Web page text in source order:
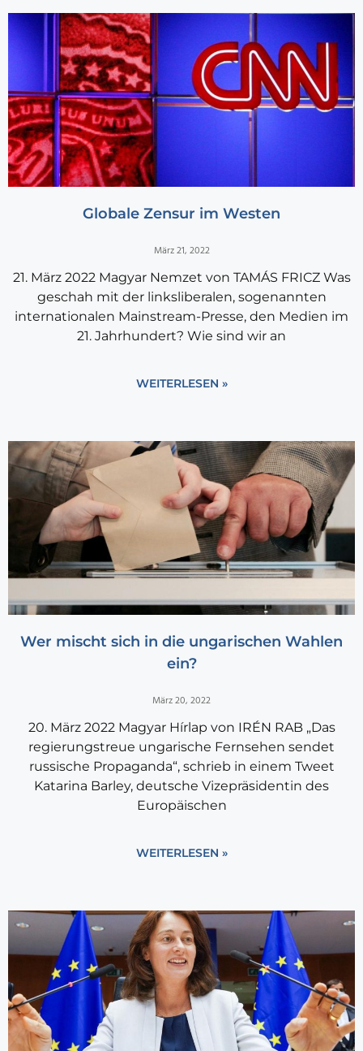
Globale Zensur im Westen
März 21, 2022
21. März 2022 Magyar Nemzet von TAMÁS FRICZ Was
geschah mit der linksliberalen, sogenannten
internationalen Mainstream-Presse, den Medien im
21. Jahrhundert? Wie sind wir an
WEITERLESEN »
Wer mischt sich in die ungarischen Wahlen
ein?
März 20, 2022
20. März 2022 Magyar Hírlap von IRÉN RAB „Das
regierungstreue ungarische Fernsehen sendet
russische Propaganda“, schrieb in einem Tweet
Katarina Barley, deutsche Vizepräsidentin des
Europäischen
WEITERLESEN »